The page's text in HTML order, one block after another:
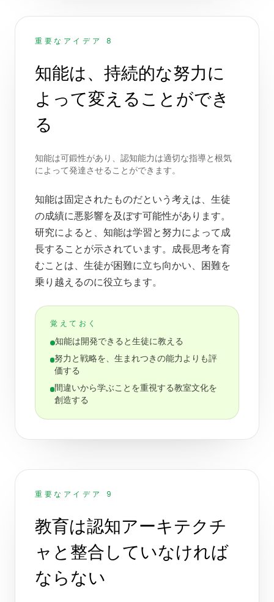
重要なアイデア 8
知能は、持続的な努力に
よって変えることができ
る
知能は可鍛性があり、認知能力は適切な指導と根気
によって発達させることができます。
知能は固定されたものだという考えは、生徒
の成績に悪影響を及ぼす可能性があります。
研究によると、知能は学習と努力によって成
長することが示されています。成長思考を育
むことは、生徒が困難に立ち向かい、困難を
乗り越えるのに役立ちます。
覚えておく
知能は開発できると生徒に教える
努力と戦略を、生まれつきの能力よりも評
価する
間違いから学ぶことを重視する教室文化を
創造する
重要なアイデア 9
教育は認知アーキテクチ
ャと整合していなければ
ならない